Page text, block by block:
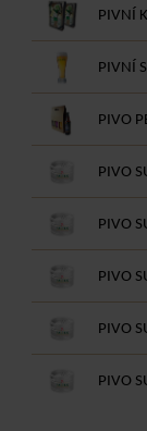
PIVNÍ
PIVNÍ
PIVO
PIVO
PIVO
PIVO
PIVO
PIVO